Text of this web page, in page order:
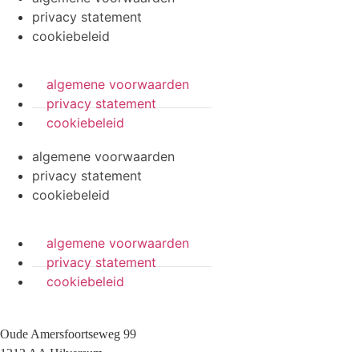
privacy statement
cookiebeleid
algemene voorwaarden
privacy statement
cookiebeleid
algemene voorwaarden
privacy statement
cookiebeleid
algemene voorwaarden
privacy statement
cookiebeleid
Oude Amersfoortseweg 99